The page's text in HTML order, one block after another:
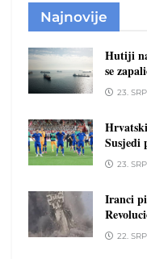
Najnovije
Hutiji
se
23.
Susjedi
23.
Iranci
22.